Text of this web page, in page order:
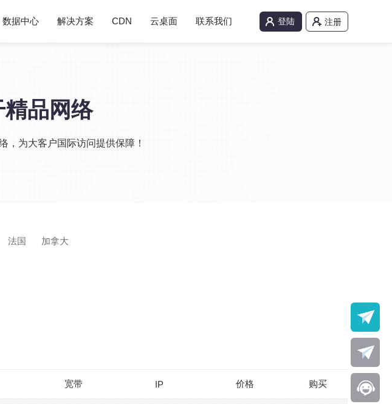
数据中心 解决方案 CDN 云桌面 联系我们 登陆 注册
品网络
，为大客户国际访问提供保障！
法国 加拿大
宽带 IP 价格 购买